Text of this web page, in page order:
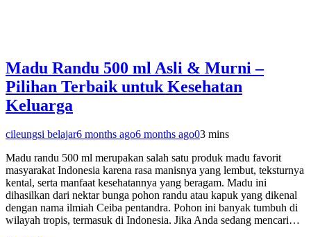
Madu Randu 500 ml Asli & Murni –
Pilihan Terbaik untuk Kesehatan
Keluarga
cileungsi belajar6 months ago6 months ago03 mins
Madu randu 500 ml merupakan salah satu produk madu favorit
masyarakat Indonesia karena rasa manisnya yang lembut, teksturnya
kental, serta manfaat kesehatannya yang beragam. Madu ini
dihasilkan dari nektar bunga pohon randu atau kapuk yang dikenal
dengan nama ilmiah Ceiba pentandra. Pohon ini banyak tumbuh di
wilayah tropis, termasuk di Indonesia. Jika Anda sedang mencari…